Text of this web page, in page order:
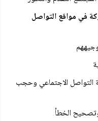
في مواقع التواصل
التواصل الاجتماعي وحجب
وتصحيح الخطأ